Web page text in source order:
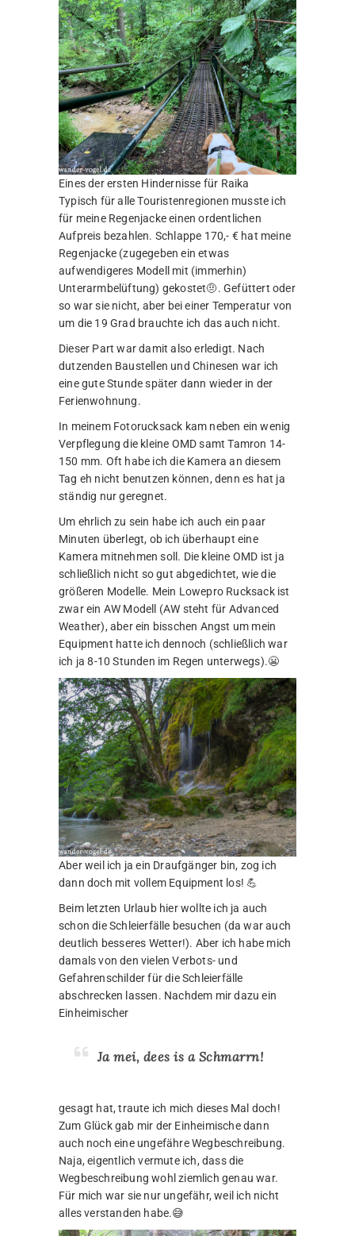
Eines der ersten Hindernisse für Raika
Typisch für alle Touristenregionen musste ich
für meine Regenjacke einen ordentlichen
Aufpreis bezahlen. Schlappe 170,- € hat meine
Regenjacke (zugegeben ein etwas
aufwendigeres Modell mit (immerhin)
Unterarmbelüftung) gekostet🤨. Gefüttert oder
so war sie nicht, aber bei einer Temperatur von
um die 19 Grad brauchte ich das auch nicht.
Dieser Part war damit also erledigt. Nach
dutzenden Baustellen und Chinesen war ich
eine gute Stunde später dann wieder in der
Ferienwohnung.
In meinem Fotorucksack kam neben ein wenig
Verpflegung die kleine OMD samt Tamron 14-
150 mm. Oft habe ich die Kamera an diesem
Tag eh nicht benutzen können, denn es hat ja
ständig nur geregnet.
Um ehrlich zu sein habe ich auch ein paar
Minuten überlegt, ob ich überhaupt eine
Kamera mitnehmen soll. Die kleine OMD ist ja
schließlich nicht so gut abgedichtet, wie die
größeren Modelle. Mein Lowepro Rucksack ist
zwar ein AW Modell (AW steht für Advanced
Weather), aber ein bisschen Angst um mein
Equipment hatte ich dennoch (schließlich war
ich ja 8-10 Stunden im Regen unterwegs).😬
Aber weil ich ja ein Draufgänger bin, zog ich
dann doch mit vollem Equipment los! 💪
Beim letzten Urlaub hier wollte ich ja auch
schon die Schleierfälle besuchen (da war auch
deutlich besseres Wetter!). Aber ich habe mich
damals von den vielen Verbots- und
Gefahrenschilder für die Schleierfälle
abschrecken lassen. Nachdem mir dazu ein
Einheimischer
Ja mei, dees is a Schmarrn!
gesagt hat, traute ich mich dieses Mal doch!
Zum Glück gab mir der Einheimische dann
auch noch eine ungefähre Wegbeschreibung.
Naja, eigentlich vermute ich, dass die
Wegbeschreibung wohl ziemlich genau war.
Für mich war sie nur ungefähr, weil ich nicht
alles verstanden habe.😅